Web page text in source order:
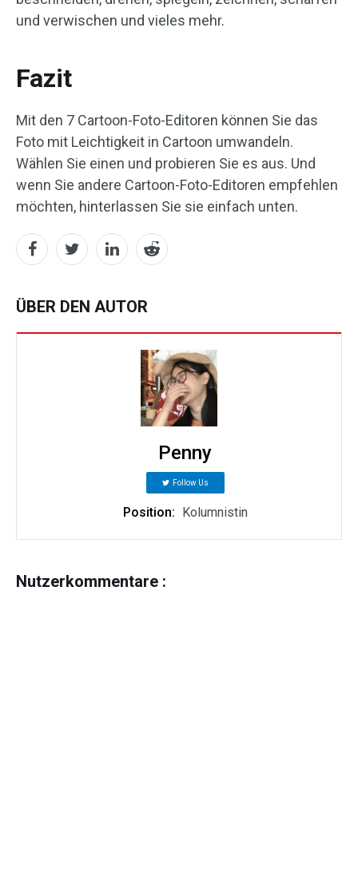
und verwischen und vieles mehr.
Fazit
Mit den 7 Cartoon-Foto-Editoren können Sie das
Foto mit Leichtigkeit in Cartoon umwandeln.
Wählen Sie einen und probieren Sie es aus. Und
wenn Sie andere Cartoon-Foto-Editoren empfehlen
möchten, hinterlassen Sie sie einfach unten.
ÜBER DEN AUTOR
Penny
Follow Us
Position: Kolumnistin
Nutzerkommentare :